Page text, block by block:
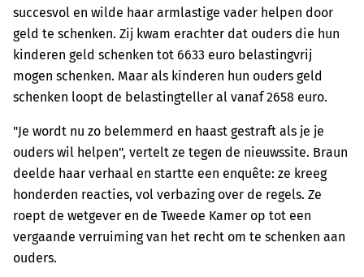
succesvol en wilde haar armlastige vader helpen door
geld te schenken. Zij kwam erachter dat ouders die hun
kinderen geld schenken tot 6633 euro belastingvrij
mogen schenken. Maar als kinderen hun ouders geld
schenken loopt de belastingteller al vanaf 2658 euro.
"Je wordt nu zo belemmerd en haast gestraft als je je
ouders wil helpen", vertelt ze tegen de nieuwssite. Braun
deelde haar verhaal en startte een enquête: ze kreeg
honderden reacties, vol verbazing over de regels. Ze
roept de wetgever en de Tweede Kamer op tot een
vergaande verruiming van het recht om te schenken aan
ouders.